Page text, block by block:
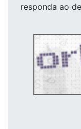
responda ao